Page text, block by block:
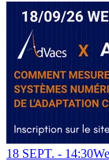
18 SEPT. - 14:30